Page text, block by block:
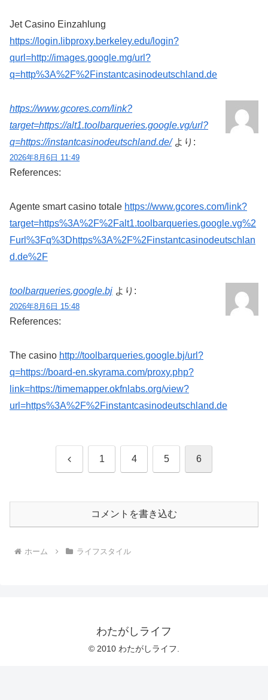
Jet Casino Einzahlung
https://login.libproxy.berkeley.edu/login?
qurl=http://images.google.mg/url?
q=http%3A%2F%2Finstantcasinodeutschland.de
https://www.gcores.com/link?
target=https://alt1.toolbarqueries.google.vg/url?
q=https://instantcasinodeutschland.de/ より:
2026年8月6日 11:49
References:
Agente smart casino totale https://www.gcores.com/link?
target=https%3A%2F%2Falt1.toolbarqueries.google.vg%2
Furl%3Fq%3Dhttps%3A%2F%2Finstantcasinodeutschlan
d.de%2F
toolbarqueries.google.bj より:
2026年8月6日 15:48
References:
The casino http://toolbarqueries.google.bj/url?
q=https://board-en.skyrama.com/proxy.php?
link=https://timemapper.okfnlabs.org/view?
url=https%3A%2F%2Finstantcasinodeutschland.de
前 1 4 5 6
コメントを書き込む
ホーム ライフスタイル
わたがしライフ
© 2010 わたがしライフ.